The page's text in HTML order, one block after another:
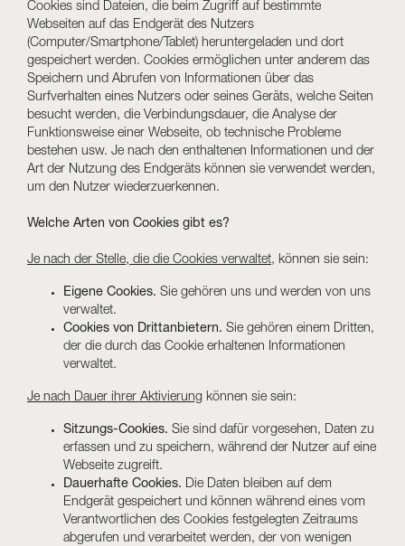
Beschriftung und Zubehör
Optisches Acrylglas Plexiled
Leuchten
Skyled - Maßleuchten
Neolight - Technische Design-Leuchten
Lineare und geschwungene Modulsysteme
Dreiphasen-Schiene (230V)
48V-Schiene
Leuchtrahmen mit Textilfronten
Leuchtpaneele und Plexiled
Cookies sind Dateien, die beim Zugriff auf bestimmte
Webseiten auf das Endgerät des Nutzers
(Computer/Smartphone/Tablet) heruntergeladen und dort
gespeichert werden. Cookies ermöglichen unter anderem das
Speichern und Abrufen von Informationen über das
Surfverhalten eines Nutzers oder seines Geräts, welche Seiten
besucht werden, die Verbindungsdauer, die Analyse der
Funktionsweise einer Webseite, ob technische Probleme
bestehen usw. Je nach den enthaltenen Informationen und der
Art der Nutzung des Endgeräts können sie verwendet werden,
um den Nutzer wiederzuerkennen.
Welche Arten von Cookies gibt es?
Je nach der Stelle, die die Cookies verwaltet, können sie sein:
Eigene Cookies. Sie gehören uns und werden von uns
verwaltet.
Cookies von Drittanbietern. Sie gehören einem Dritten,
der die durch das Cookie erhaltenen Informationen
verwaltet.
Je nach Dauer ihrer Aktivierung können sie sein:
Sitzungs-Cookies. Sie sind dafür vorgesehen, Daten zu
erfassen und zu speichern, während der Nutzer auf eine
Webseite zugreift.
Dauerhafte Cookies. Die Daten bleiben auf dem
Endgerät gespeichert und können während eines vom
Verantwortlichen des Cookies festgelegten Zeitraums
abgerufen und verarbeitet werden, der von wenigen